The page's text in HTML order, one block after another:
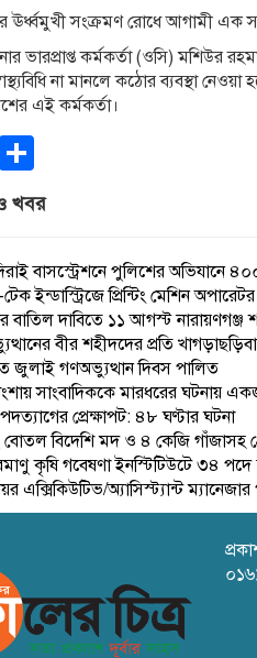
ঊর্ধ্বমুখী সংক্রমণ রোধে আগামী এক
ভারপ্রাপ্ত কর্মকর্তা (ওসি)
না মানলে কঠোর ব্যবস্থা
এই কর্মকর্তা।
Email
খবর
বাসস্ট্রেশনে পুলিশের অভিযানে
ইন্ডাস্ট্রিজে প্রিন্টিং মেশিন
বাতিল দাবিতে ১১ আগস্ট নারায়ণগঞ্জ
বীর শহীদদের প্রতি
জুলাই গণঅভ্যুত্থান দিবস পালিত
সাংবাদিককে মারধরের ঘটনায়
প্রেক্ষাপট: ৪৮ ঘণ্টার ঘটনা
বিদেশি মদ ও ৪ কেজি গাঁজাসহ
কৃষি গবেষণা ইনস্টিটিউটে ৩৪
এক্সিকিউটিভ/অ্যাসিস্ট্যান্ট